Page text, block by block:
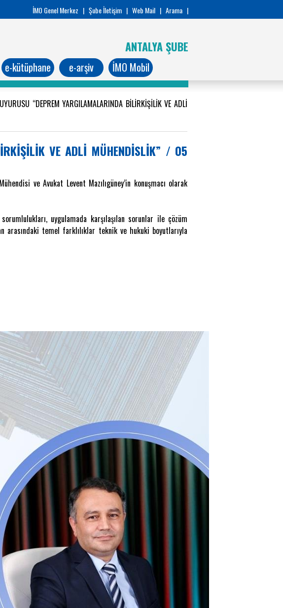
İMO Genel Merkez | Şube İletişim | Web Mail | Arama |
ANTALYA ŞUBE
e-kütüphane e-arşiv İMO Mobil
“DEPREM YARGILAMALARINDA BİLİRKİŞİLİK VE ADLİ
VE ADLİ MÜHENDİSLİK” / 05
ve Avukat Levent Mazılıgüney’in konuşmacı olarak
uygulamada karşılaşılan sorunlar ile çözüm
arasındaki temel farklılıklar teknik ve hukuki boyutlarıyla